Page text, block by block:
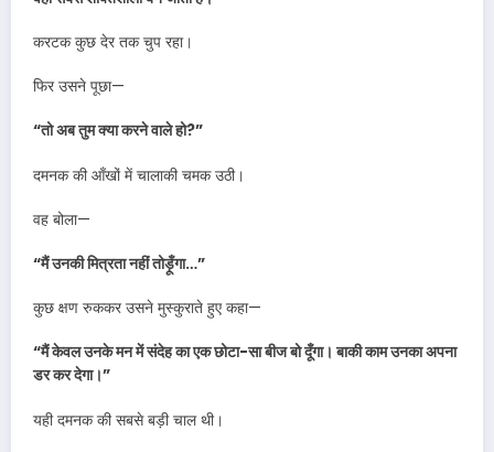
करटक कुछ देर तक चुप रहा।
फिर उसने पूछा—
“तो अब तुम क्या करने वाले हो?”
दमनक की आँखों में चालाकी चमक उठी।
वह बोला—
“मैं उनकी मित्रता नहीं तोड़ूँगा…”
कुछ क्षण रुककर उसने मुस्कुराते हुए कहा—
“मैं केवल उनके मन में संदेह का एक छोटा-सा बीज बो दूँगा। बाकी काम उनका अपना
डर कर देगा।”
यही दमनक की सबसे बड़ी चाल थी।